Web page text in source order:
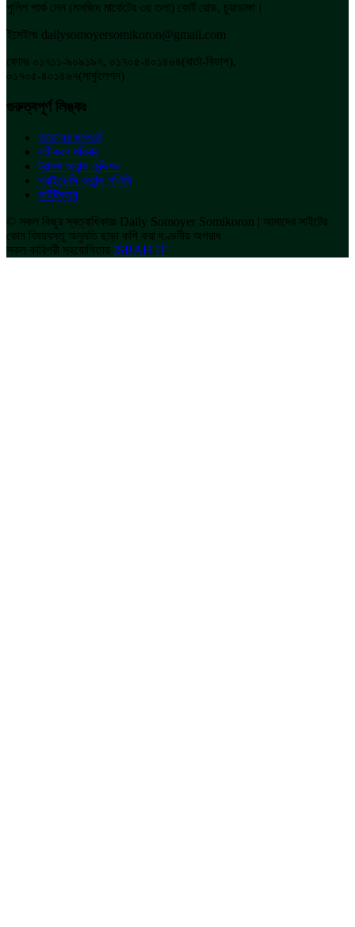
পুলিশ পার্ক লেন (মসজিদ মার্কেটের ৩য় তলা) কোর্ট রোড, চুয়াডাঙ্গা।
ইমেইলঃ dailysomoyersomikoron@gmail.com
ফোনঃ ০১৭১১-৯০৯১৯৭, ০১৭০৫-৪০১৪৬৪(বার্তা-বিভাগ),
০১৭০৫-৪০১৪৬৭(সার্কুলেশন)
গুরুত্বপূর্ণ লিঙ্কঃ
আমাদের সম্পর্কে
সমীকরণ পরিবার
ট্রামস অ্যান্ড কন্ডিশন
প্রাইভেসি অ্যান্ড পলিসি
সাইটম্যাপ
© সকল কিছুর স্বত্বাধিকারঃ Daily Somoyer Somikoron | আমাদের সাইটের
কোন বিষয়বস্তু অনুমতি ছাড়া কপি করা দণ্ডনীয় অপরাধ
সকল কারিগরী সহযোগিতায় ISBAH IT